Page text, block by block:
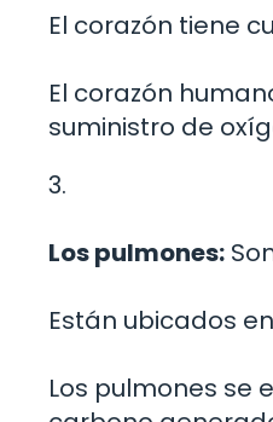
El corazón tiene
El corazón
suministro de
3.
Los pulmones:
Están ubicados
Los pulmones se